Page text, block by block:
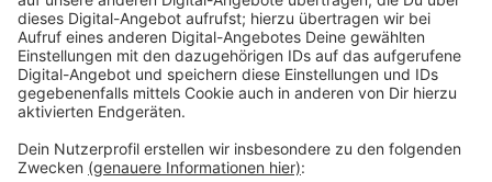
Anzeige
Umleitungen und Gleisbauarbeiten
Anzeige